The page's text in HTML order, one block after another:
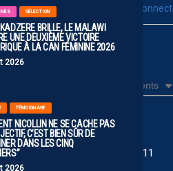
SÉLECTION
BRILLE, LE MALAWI
UNE DEUXIÈME VICTOIRE
À LA CAN FÉMININE 2026
2026
TÉMOIGNAGE
NICOLLIN NE SE CACHE PAS
C’EST BIEN SÛR DE
DANS LES CINQ
2026
: vous
Récents
Dolly fait parti du meilleur 11